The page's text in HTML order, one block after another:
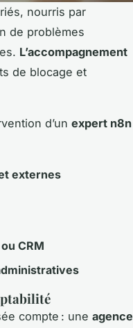
nourris par
de problèmes
L’accompagnement
de blocage et
d’un expert n8n
externes
CRM
compte : une agence